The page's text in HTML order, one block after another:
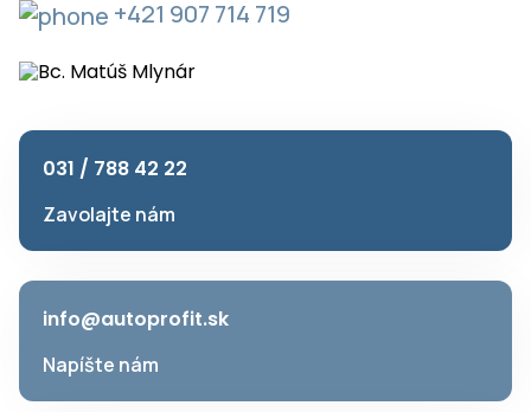
+421 907 714 719
031 / 788 42 22
Zavolajte nám
info@autoprofit.sk
Napíšte nám